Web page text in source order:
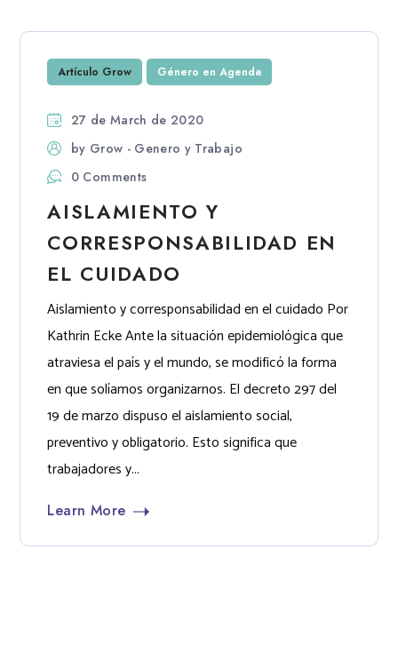
Artículo Grow Género en Agenda
27 de March de 2020
by Grow - Genero y Trabajo
0 Comments
AISLAMIENTO Y
CORRESPONSABILIDAD EN
EL CUIDADO
Aislamiento y corresponsabilidad en el cuidado Por
Kathrin Ecke Ante la situación epidemiológica que
atraviesa el país y el mundo, se modificó la forma
en que solíamos organizarnos. El decreto 297 del
19 de marzo dispuso el aislamiento social,
preventivo y obligatorio. Esto significa que
trabajadores y...
Learn More